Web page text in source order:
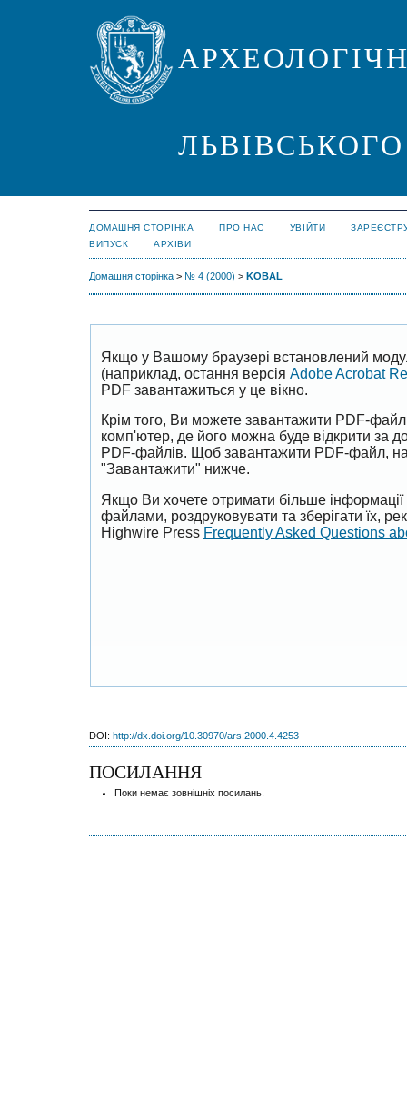
ДОМАШНЯ СТОРІНКА ПРО НАС УВІЙТИ
ВИПУСК
АРХІВИ
Домашня сторінка > № 4 (2000) > KOBAL
Якщо у Вашому браузері встановлений
(наприклад, остання версія Adobe Acrobat
PDF завантажиться у це вікно.
Крім того, Ви можете завантажити PDF-
комп'ютер, де його можна буде відкрити за
PDF-файлів. Щоб завантажити PDF-файл,
"Завантажити" нижче.
Якщо Ви хочете отримати більше
файлами, роздруковувати та зберігати їх,
Highwire Press Frequently Asked Questions
DOI: http://dx.doi.org/10.30970/ars.2000.4.4253
ПОСИЛАННЯ
Поки немає зовнішніх посилань.